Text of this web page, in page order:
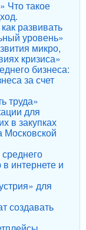
Что такое
развивать
уровень»
микро,
кризиса»
бизнеса:
за счет
труда»
для
в закупках
Московской
интернете и
для
создавать